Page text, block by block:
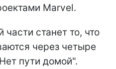
Marvel.
станет то, что
через четыре
пути домой".